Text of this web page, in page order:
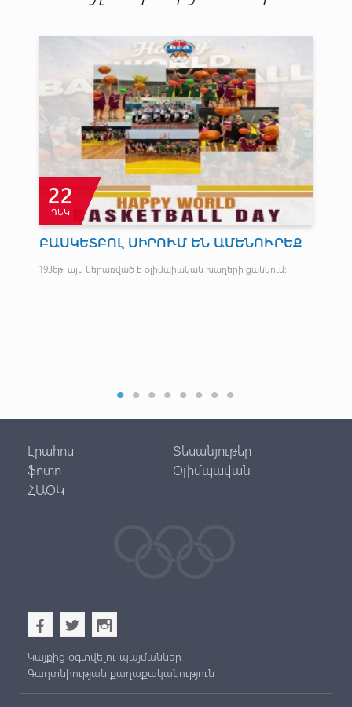
22
ԴԵԿ
ԲԱՍԿԵՏԲՈԼ ՍԻՐՈՒՄ ԵՆ ԱՄԵՆՈՒՐԵՔ
1936թ. այն ներառված է օլիմպիական խաղերի ցանկում։
Լրահոս
Տեսանյութեր
ֆոտո
Օլիմպավան
ՀԱՕԿ
b a x
Կայքից օգտվելու պայմաններ
Գաղտնիության քաղաքականություն